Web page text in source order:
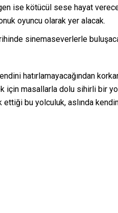
ise kötücül sese hayat
oyuncu olarak yer alacak.
sinemaseverlerle
hatırlamayacağından
için masallarla dolu sihirli bir
ettiği bu yolculuk, aslında